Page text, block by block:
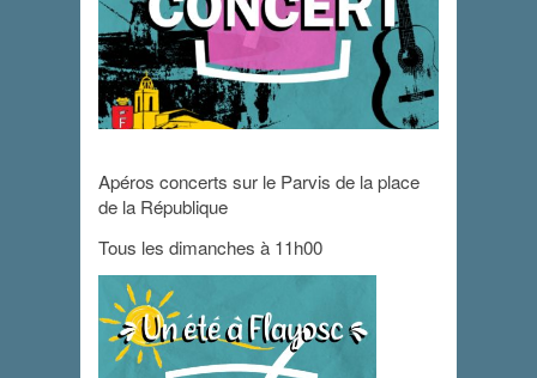
Apéros concerts
Apéros concerts sur le Parvis de la place
de la République
Tous les dimanches à 11h00